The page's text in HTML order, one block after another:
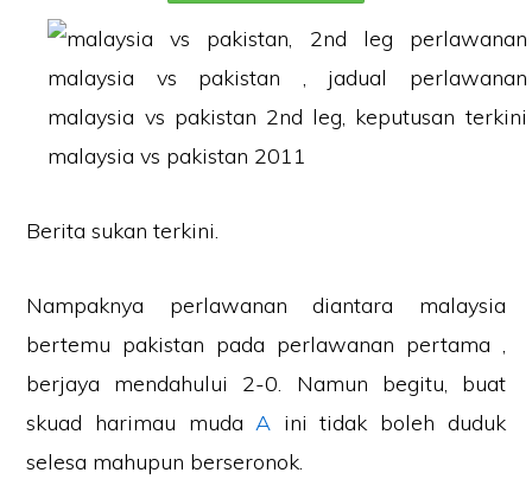
Berita sukan terkini.
Nampaknya perlawanan diantara malaysia
bertemu pakistan pada perlawanan pertama ,
berjaya mendahului 2-0. Namun begitu, buat
skuad harimau mudaA ini tidak boleh duduk
selesa mahupun berseronok.